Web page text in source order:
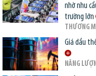
nhờ nhu
trường lớn
THƯƠNG
Giá dầu
NĂNG